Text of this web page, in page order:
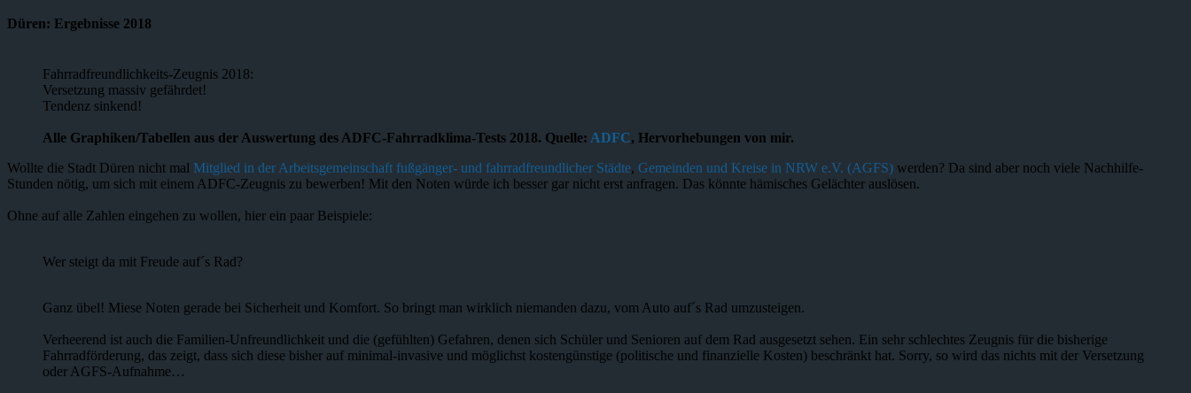
Düren: Ergebnisse 2018
Fahrradfreundlichkeits-Zeugnis 2018:
Versetzung massiv gefährdet!
Tendenz sinkend!
Alle Graphiken/Tabellen aus der Auswertung des ADFC-Fahrradklima-Tests 2018. Quelle: ADFC, Hervorhebungen von mir.
Wollte die Stadt Düren nicht mal Mitglied in der Arbeitsgemeinschaft fußgänger- und fahrradfreundlicher Städte, Gemeinden und Kreise in NRW e.V. (AGFS) werden? Da sind aber noch viele Nachhilfe-
Stunden nötig, um sich mit einem ADFC-Zeugnis zu bewerben! Mit den Noten würde ich besser gar nicht erst anfragen. Das könnte hämisches Gelächter auslösen.
Ohne auf alle Zahlen eingehen zu wollen, hier ein paar Beispiele:
Wer steigt da mit Freude auf´s Rad?
Ganz übel! Miese Noten gerade bei Sicherheit und Komfort. So bringt man wirklich niemanden dazu, vom Auto auf´s Rad umzusteigen.
Verheerend ist auch die Familien-Unfreundlichkeit und die (gefühlten) Gefahren, denen sich Schüler und Senioren auf dem Rad ausgesetzt sehen. Ein sehr schlechtes Zeugnis für die bisherige
Fahrradförderung, das zeigt, dass sich diese bisher auf minimal-invasive und möglichst kostengünstige (politische und finanzielle Kosten) beschränkt hat. Sorry, so wird das nichts mit der Versetzung
oder AGFS-Aufnahme…